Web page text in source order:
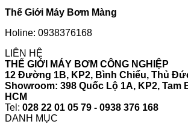
Thế Giới Máy Bơm Màng
Holine: 0938376168
LIÊN HỆ
THẾ GIỚI MÁY BƠM CÔNG NGHIỆP
12 Đường 1B, KP2, Bình Chiểu, Thủ
Showroom: 398 Quốc Lộ 1A, KP2, Tam
HCM
Tel: 028 22 01 05 79 - 0938 376 168
DANH MỤC